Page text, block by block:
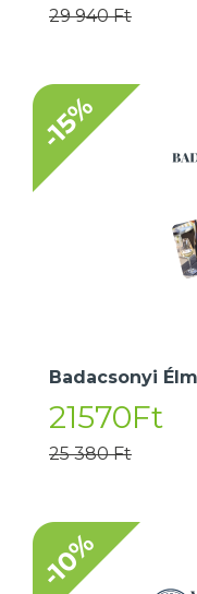
29 940 Ft
-15%
Badacsonyi
21570Ft
25 380 Ft
-10%